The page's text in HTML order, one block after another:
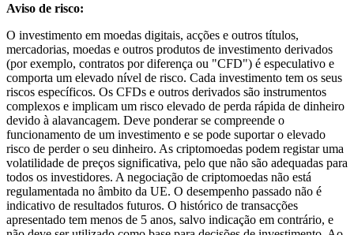
Aviso de risco:
O investimento em moedas digitais, acções e outros títulos,
mercadorias, moedas e outros produtos de investimento derivados
(por exemplo, contratos por diferença ou "CFD") é especulativo e
comporta um elevado nível de risco. Cada investimento tem os seus
riscos específicos. Os CFDs e outros derivados são instrumentos
complexos e implicam um risco elevado de perda rápida de dinheiro
devido à alavancagem. Deve ponderar se compreende o
funcionamento de um investimento e se pode suportar o elevado
risco de perder o seu dinheiro. As criptomoedas podem registar uma
volatilidade de preços significativa, pelo que não são adequadas para
todos os investidores. A negociação de criptomoedas não está
regulamentada no âmbito da UE. O desempenho passado não é
indicativo de resultados futuros. O histórico de transacções
apresentado tem menos de 5 anos, salvo indicação em contrário, e